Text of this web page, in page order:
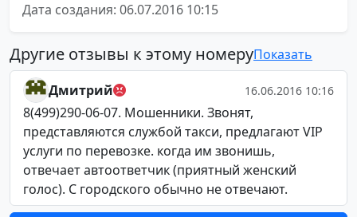
Дата создания: 06.07.2016 10:15
Другие отзывы к этому номеруПоказать
Дмитрий 16.06.2016 10:16
8(499)290-06-07. Мошенники. Звонят,
представляются службой такси, предлагают VIP
услуги по перевозке. когда им звонишь,
отвечает автоответчик (приятный женский
голос). С городского обычно не отвечают.